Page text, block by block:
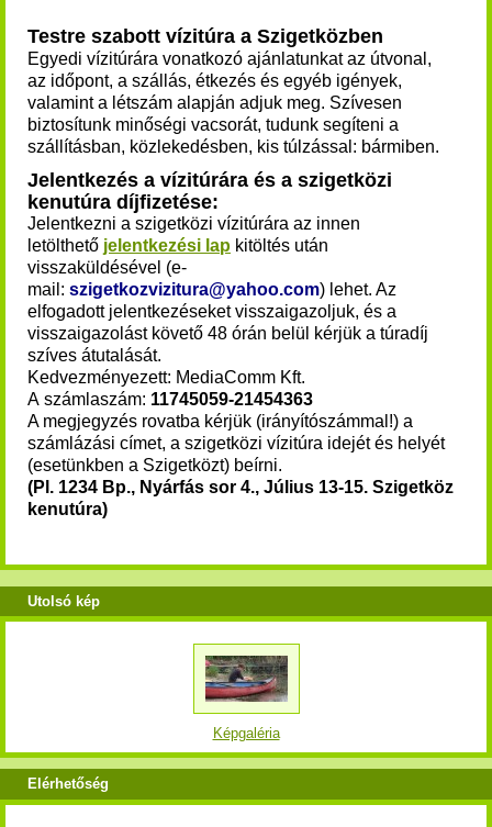
Testre szabott vízitúra a Szigetközben
Egyedi vízitúrára vonatkozó ajánlatunkat az útvonal,
az időpont, a szállás, étkezés és egyéb igények,
valamint a létszám alapján adjuk meg. Szívesen
biztosítunk minőségi vacsorát, tudunk segíteni a
szállításban, közlekedésben, kis túlzással: bármiben.
Jelentkezés a vízitúrára és a szigetközi
kenutúra díjfizetése:
Jelentkezni a szigetközi vízitúrára az innen
letölthető jelentkezési lap kitöltés után
visszaküldésével (e-
mail: szigetkozvizitura@yahoo.com) lehet. Az
elfogadott jelentkezéseket visszaigazoljuk, és a
visszaigazolást követő 48 órán belül kérjük a túradíj
szíves átutalását.
Kedvezményezett: MediaComm Kft.
A számlaszám: 11745059-21454363
A megjegyzés rovatba kérjük (irányítószámmal!) a
számlázási címet, a szigetközi vízitúra idejét és helyét
(esetünkben a Szigetközt) beírni.
(Pl. 1234 Bp., Nyárfás sor 4., Július 13-15. Szigetköz
kenutúra)
Utolsó kép
Képgaléria
Elérhetőség